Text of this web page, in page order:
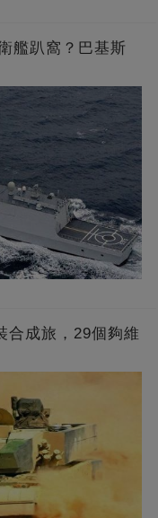
艦趴窩？巴基斯
合成旅，29個夠維